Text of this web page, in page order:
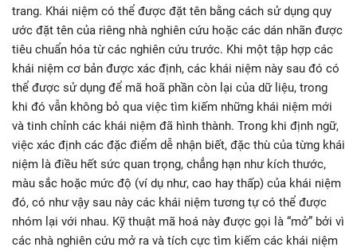
trang. Khái niệm có thể được đặt tên bằng cách sử dụng quy
ước đặt tên của riêng nhà nghiên cứu hoặc các dán nhãn được
tiêu chuẩn hóa từ các nghiên cứu trước. Khi một tập hợp các
khái niệm cơ bản được xác định, các khái niệm này sau đó có
thể được sử dụng để mã hoã phần còn lại của dữ liệu, trong
khi đó vẫn không bỏ qua việc tìm kiếm những khái niệm mới
và tinh chỉnh các khái niệm đã hình thành. Trong khi định ngữ,
việc xác định các đặc điểm dễ nhận biết, đặc thù của từng khái
niệm là điều hết sức quan trọng, chẳng hạn như kích thước,
màu sắc hoặc mức độ (ví dụ như, cao hay thấp) của khái niệm
đó, có như vậy sau này các khái niệm tương tự có thể được
nhóm lại với nhau. Kỹ thuật mã hoá này được gọi là “mở” bởi vì
các nhà nghiên cứu mở ra và tích cực tìm kiếm các khái niệm